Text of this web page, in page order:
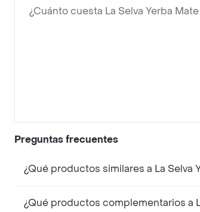
¿Cuánto cuesta La Selva Yerba
Preguntas frecuentes
¿Qué productos similares a La
¿Qué productos complementarios a